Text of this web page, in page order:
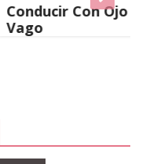
Con Ojo